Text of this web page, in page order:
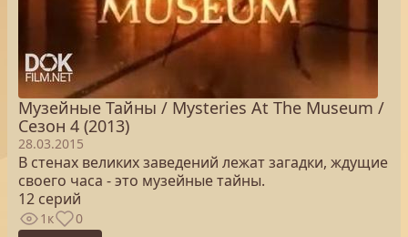
Музейные Тайны / Mysteries At The Museum /
Сезон 4 (2013)
28.03.2015
В стенах великих заведений лежат загадки, ждущие
своего часа - это музейные тайны.
12 серий
1к 0